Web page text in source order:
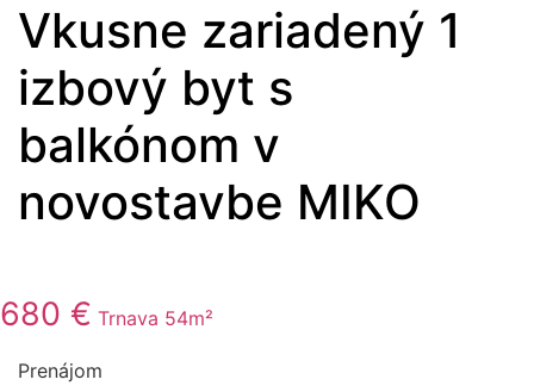
Vkusne zariadený 1
izbový byt s
balkónom v
novostavbe MIKO
680 € Trnava 54m²
Prenájom